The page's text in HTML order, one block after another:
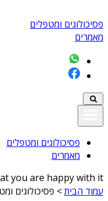
פסיכולוגים ומטפלים
מאמרים
פסיכולוגים ומטפלים
מאמרים
you are happy with it
עמוד הבית> פסיכולוגים